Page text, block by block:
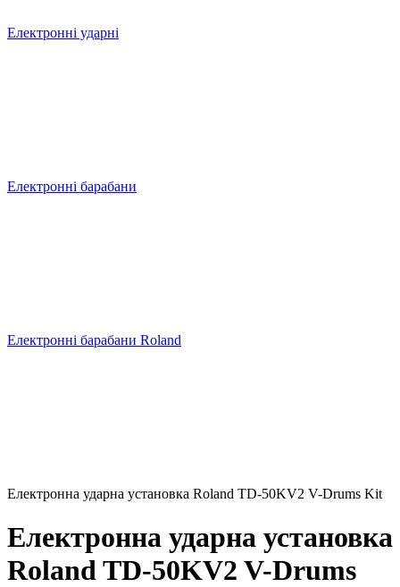
Електронні ударні
Електронні барабани
Електронні барабани Roland
Електронна ударна установка Roland TD-50KV2 V-Drums Kit
Електронна ударна установка
Roland TD-50KV2 V-Drums